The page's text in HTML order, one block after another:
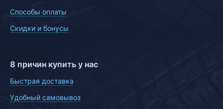
Способы оплаты
Скидки и бонусы
8 причин купить у нас
Быстрая доставка
Удобный самовывоз